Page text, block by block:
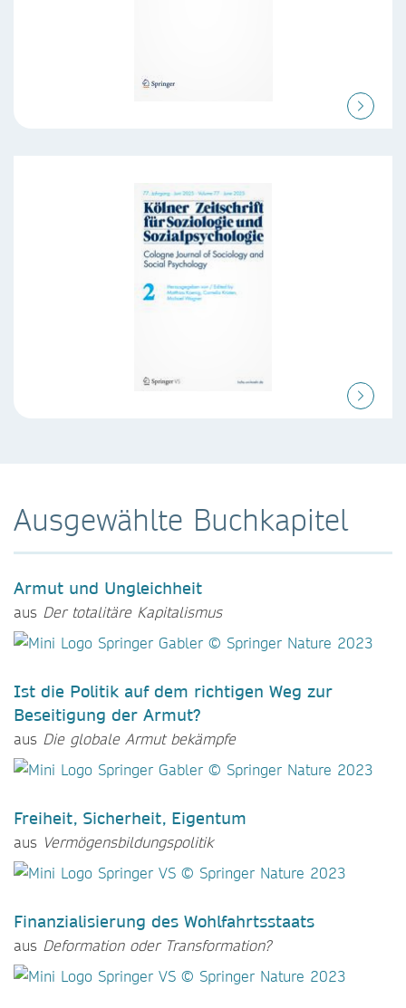
Ausgewählte Buchkapitel
Armut und Ungleichheit
aus Der totalitäre Kapitalismus
Ist die Politik auf dem richtigen Weg zur
Beseitigung der Armut?
aus Die globale Armut bekämpfe
Freiheit, Sicherheit, Eigentum
aus Vermögensbildungspolitik
Finanzialisierung des Wohlfahrtsstaats
aus Deformation oder Transformation?